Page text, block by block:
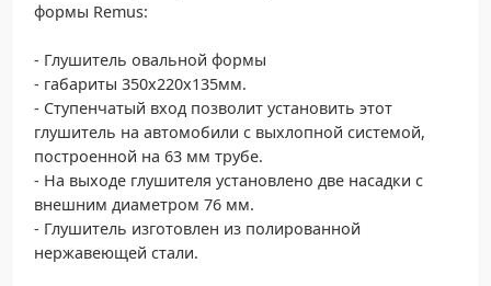
формы Remus:
- Глушитель овальной формы
- габариты 350х220х135мм.
- Ступенчатый вход позволит установить этот
глушитель на автомобили с выхлопной системой,
построенной на 63 мм трубе.
- На выходе глушителя установлено две насадки с
внешним диаметром 76 мм.
- Глушитель изготовлен из полированной
нержавеющей стали.